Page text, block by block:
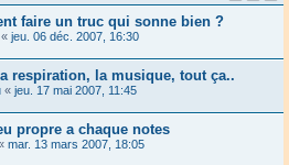
faire un truc qui sonne bien ?
« jeu. 06 déc. 2007, 16:30
respiration, la musique, tout ça..
« jeu. 17 mai 2007, 11:45
propre a chaque notes
mar. 13 mars 2007, 18:05